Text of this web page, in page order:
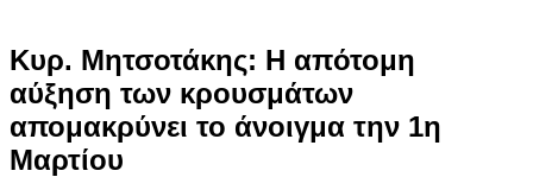
Κυρ. Μητσοτάκης: Η απότομη
αύξηση των κρουσμάτων
απομακρύνει το άνοιγμα την 1η
Μαρτίου